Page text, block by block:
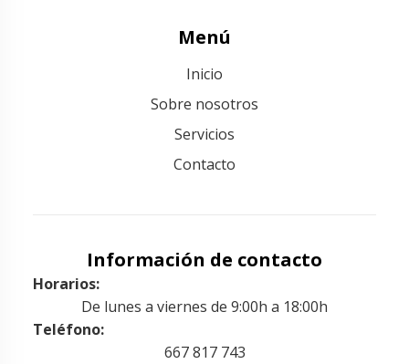
Menú
Inicio
Sobre nosotros
Servicios
Contacto
Información de contacto
Horarios:
De lunes a viernes de 9:00h a 18:00h
Teléfono:
667 817 743